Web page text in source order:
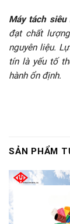
Máy tách siêu
đạt chất
nguyên liệu.
tín là yếu tố
hành ổn định.
SẢN PHẨM